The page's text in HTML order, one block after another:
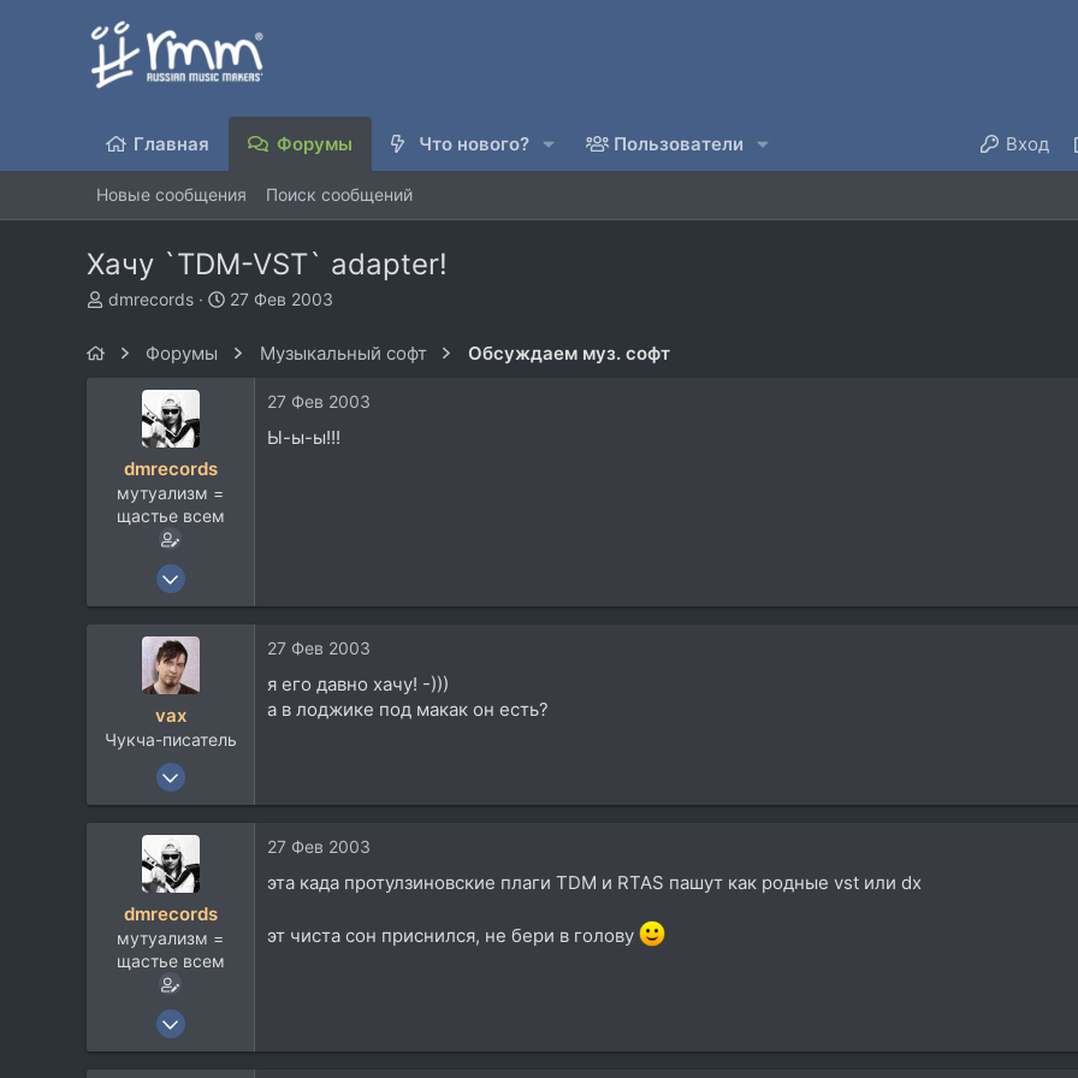
Главная Форумы Что нового? Пользователи Вход
Новые сообщения Поиск сообщений
Хачу `TDM-VST` adapter!
А
dmrecords
Д
т
27 Фев 2003
Форумы Музыкальный софт Обсуждаем муз. софт
dmrecords
мутуализм =
щастье всем
22 Ноя 2002
CherryVille
27 Фев 2003
Ы-ы-ы!!!
vax
Чукча-писатель
13 Ноя 2002
4.600
Kiev/UA
www.andivaxmastering.com
27 Фев 2003
я его давно хачу! -)))
а в лоджике под макак он есть?
dmrecords
мутуализм =
щастье всем
22 Ноя 2002
27 Фев 2003
эта када протулзиновские плаги TDM и RTAS пашут как родные vst или dx
эт чиста сон приснился, не бери в голову